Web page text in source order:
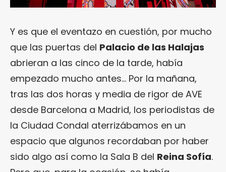
Y es que el eventazo en cuestión, por mucho
que las puertas del Palacio de las Halajas
abrieran a las cinco de la tarde, había
empezado mucho antes… Por la mañana,
tras las dos horas y media de rigor de AVE
desde Barcelona a Madrid, los periodistas de
la Ciudad Condal aterrizábamos en un
espacio que algunos recordaban por haber
sido algo así como la Sala B del Reina Sofía.